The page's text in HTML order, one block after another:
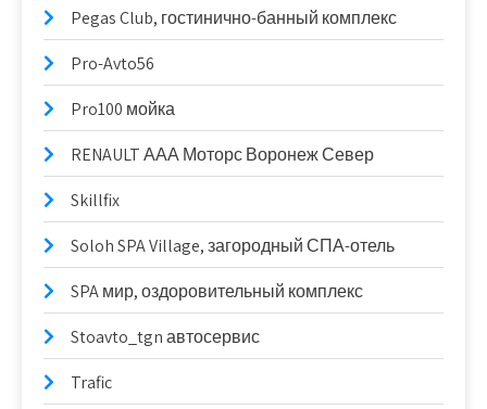
Pegas Club, гостинично-банный комплекс
Pro-Avto56
Pro100 мойка
RENAULT ААА Моторс Воронеж Север
Skillfix
Soloh SPA Village, загородный СПА-отель
SPA мир, оздоровительный комплекс
Stoavto_tgn автосервис
Trafic